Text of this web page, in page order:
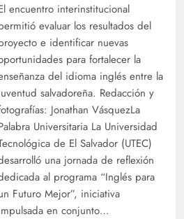
Temple Grandin
encuentro interinstitucional
evaluar los resultados del
e identificar nuevas
para fortalecer la
del idioma inglés entre la
salvadoreña. Redacción y
Jonathan VásquezLa
Universitaria La Universidad
de El Salvador (UTEC)
una jornada de reflexión
al programa “Inglés para
Futuro Mejor”, iniciativa
en conjunto…